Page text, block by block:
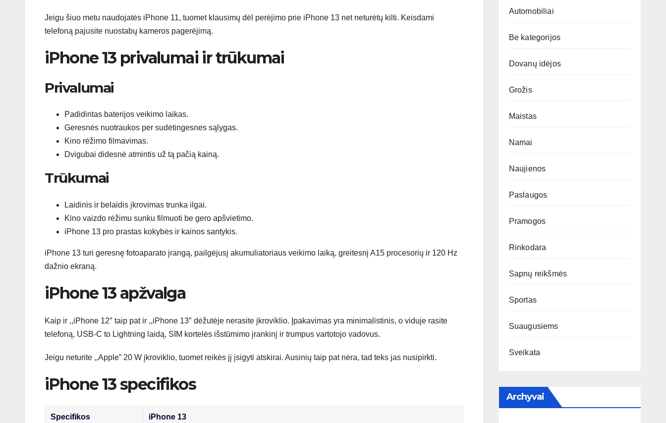
Jeigu šiuo metu naudojatės iPhone 11, tuomet klausimų dėl perėjimo prie iPhone 13 net neturėtų kilti. Keisdami
telefoną pajusite nuostabų kameros pagerėjimą.
iPhone 13 privalumai ir trūkumai
Privalumai
Padidintas baterijos veikimo laikas.
Geresnės nuotraukos per sudėtingesnes sąlygas.
Kino rėžimo filmavimas.
Dvigubai didesnė atmintis už tą pačią kainą.
Trūkumai
Laidinis ir belaidis įkrovimas trunka ilgai.
Kino vaizdo rėžimu sunku filmuoti be gero apšvietimo.
iPhone 13 pro prastas kokybės ir kainos santykis.
iPhone 13 turi geresnę fotoaparato įrangą, pailgėjusį akumuliatoriaus veikimo laiką, greitesnį A15 procesorių ir 120 Hz
dažnio ekraną.
iPhone 13 apžvalga
Kaip ir ,,iPhone 12″ taip pat ir ,,iPhone 13″ dėžutėje nerasite įkroviklio. Įpakavimas yra minimalistinis, o viduje rasite
telefoną, USB-C to Lightning laidą, SIM kortelės išstūmimo įrankinį ir trumpus vartotojo vadovus.
Jeigu neturite ,,Apple” 20 W įkroviklio, tuomet reikės jį įsigyti atskirai. Ausinių taip pat nėra, tad teks jas nusipirkti.
iPhone 13 specifikos
Specifikos iPhone 13
Automobiliai
Be kategorijos
Dovanų idėjos
Grožis
Maistas
Namai
Naujienos
Paslaugos
Pramogos
Rinkodara
Sapnų reikšmės
Sportas
Suaugusiems
Sveikata
Archyvai